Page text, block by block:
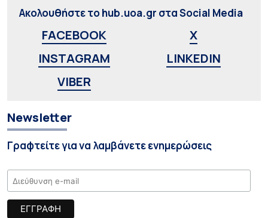
Ακολουθήστε το hub.uoa.gr στα Social Media
FACEBOOK
X
INSTAGRAM
LINKEDIN
VIBER
Newsletter
Γραφτείτε για να λαμβάνετε ενημερώσεις